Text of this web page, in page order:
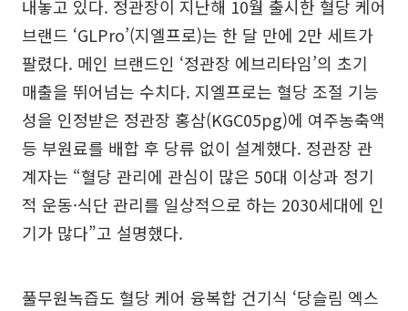
내놓고 있다. 정관장이 지난해 10월 출시한 혈당 케어
브랜드 ‘GLPro’(지엘프로)는 한 달 만에 2만 세트가
팔렸다. 메인 브랜드인 ‘정관장 에브리타임’의 초기
매출을 뛰어넘는 수치다. 지엘프로는 혈당 조절 기능
성을 인정받은 정관장 홍삼(KGC05pg)에 여주농축액
등 부원료를 배합 후 당류 없이 설계했다. 정관장 관
계자는 “혈당 관리에 관심이 많은 50대 이상과 정기
적 운동·식단 관리를 일상적으로 하는 2030세대에 인
기가 많다”고 설명했다.
풀무원녹즙도 혈당 케어 융복합 건기식 ‘당슬림 엑스